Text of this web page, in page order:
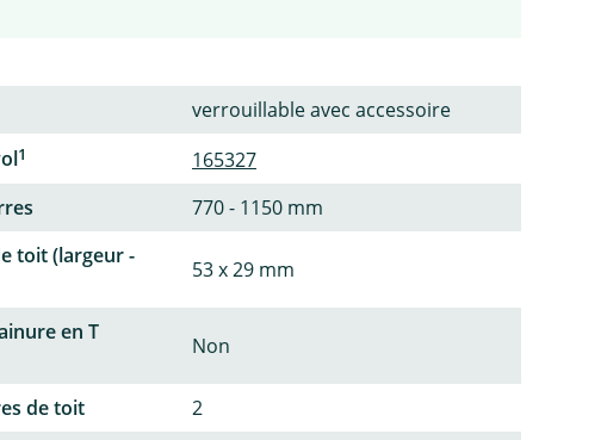
verrouillable avec accessoire
1
165327
770 - 1150 mm
toit (largeur -
53 x 29 mm
en T
Non
de toit
2